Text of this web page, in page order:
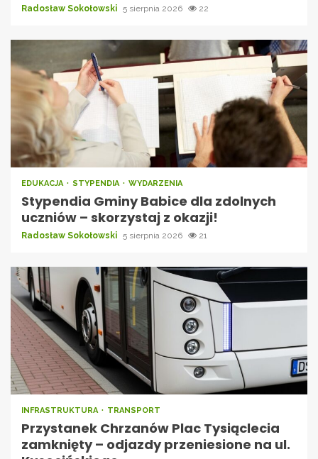
Radosław Sokołowski 5 sierpnia 2026 22
EDUKACJA STYPENDIA WYDARZENIA
Stypendia Gminy Babice dla zdolnych
uczniów – skorzystaj z okazji!
Radosław Sokołowski 5 sierpnia 2026 21
INFRASTRUKTURA TRANSPORT
Przystanek Chrzanów Plac Tysiąclecia
zamknięty – odjazdy przeniesione na ul.